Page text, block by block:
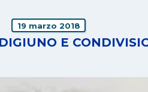
19 marzo 2018
E